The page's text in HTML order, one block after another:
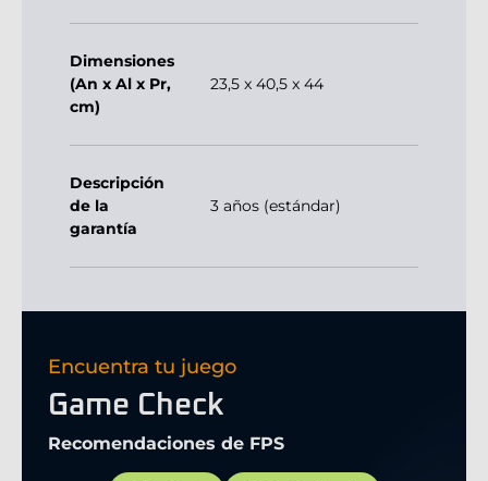
Dimensiones
(An x Al x Pr,
cm)
23,5 x 40,5 x 44
Descripción
de la
garantía
3 años (estándar)
Encuentra tu juego
Game Check
Recomendaciones de FPS